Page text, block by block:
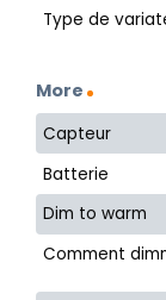
Type de
More
Capteur
Batterie
Dim to warm
Comment